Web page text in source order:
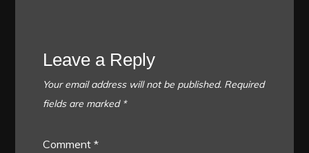
Leave a Reply
Your email address will not be published. Required
fields are marked *
Comment*